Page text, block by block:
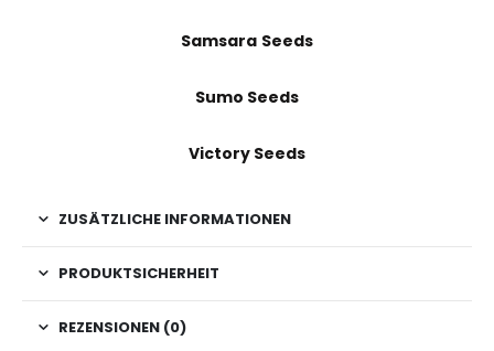
Samsara Seeds
Sumo Seeds
Victory Seeds
ZUSÄTZLICHE INFORMATIONEN
PRODUKTSICHERHEIT
REZENSIONEN (0)